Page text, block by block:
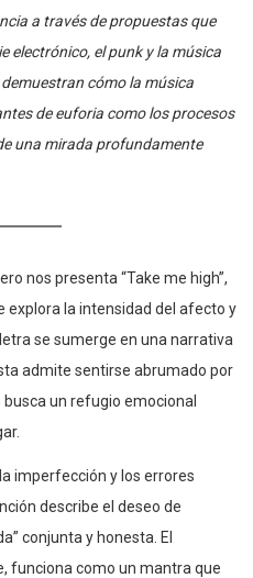
a través de propuestas que
electrónico, el punk y la música
cómo la música
de euforia como los procesos
una mirada profundamente
nos presenta “Take me high”,
explora la intensidad del afecto y
se sumerge en una narrativa
admite sentirse abrumado por
un refugio emocional
imperfección y los errores
describe el deseo de
conjunta y honesta. El
funciona como un mantra que